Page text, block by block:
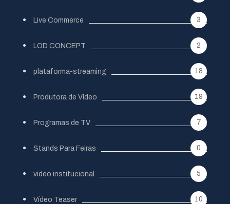
Live Commerce 3
LOD CONCEPT 2
plataforma-streaming 18
Produtora de Vídeo 19
Programas de TV 7
Stands Para Feiras 0
video institucional 5
Vídeo Teaser 10